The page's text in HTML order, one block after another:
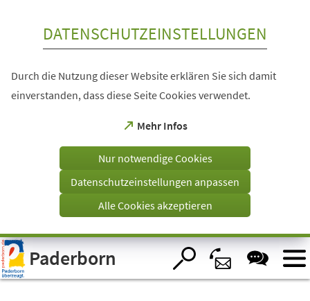
Visuelle
Assistenzsoftware
öffnen.
DATENSCHUTZEINSTELLUNGEN
Durch die Nutzung dieser Website erklären Sie sich damit
einverstanden, dass diese Seite Cookies verwendet.
Mehr Infos
(Öffnet
einem
Tab)
Nur notwendige Cookies
Datenschutzeinstellungen anpassen
Alle Cookies akzeptieren
Paderborn